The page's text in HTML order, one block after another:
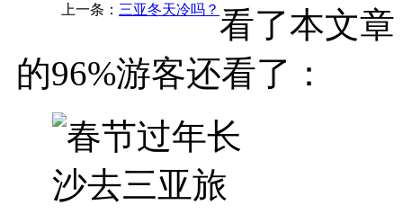
上一条： 三亚冬天冷吗？ 看了本文章
的96%游客还看了：